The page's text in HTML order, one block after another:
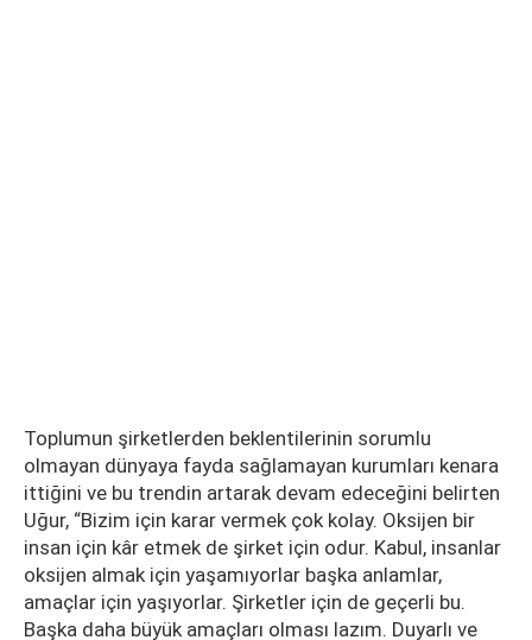
Toplumun şirketlerden beklentilerinin sorumlu
olmayan dünyaya fayda sağlamayan kurumları kenara
ittiğini ve bu trendin artarak devam edeceğini belirten
Uğur, “Bizim için karar vermek çok kolay. Oksijen bir
insan için kâr etmek de şirket için odur. Kabul, insanlar
oksijen almak için yaşamıyorlar başka anlamlar,
amaçlar için yaşıyorlar. Şirketler için de geçerli bu.
Başka daha büyük amaçları olması lazım. Duyarlı ve